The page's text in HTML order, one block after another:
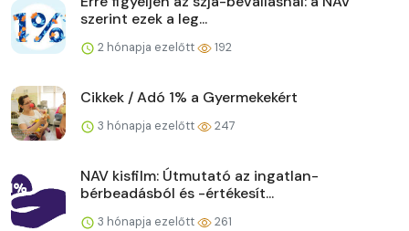
szerint ezek a leg...
2 hónapja ezelőtt 192
Cikkek / Adó 1% a Gyermekekért
3 hónapja ezelőtt 247
NAV kisfilm: Útmutató az ingatlan-
bérbeadásból és -értékesít...
3 hónapja ezelőtt 261